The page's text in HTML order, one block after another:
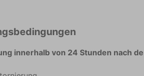
innerhalb von 24 Stunden nach